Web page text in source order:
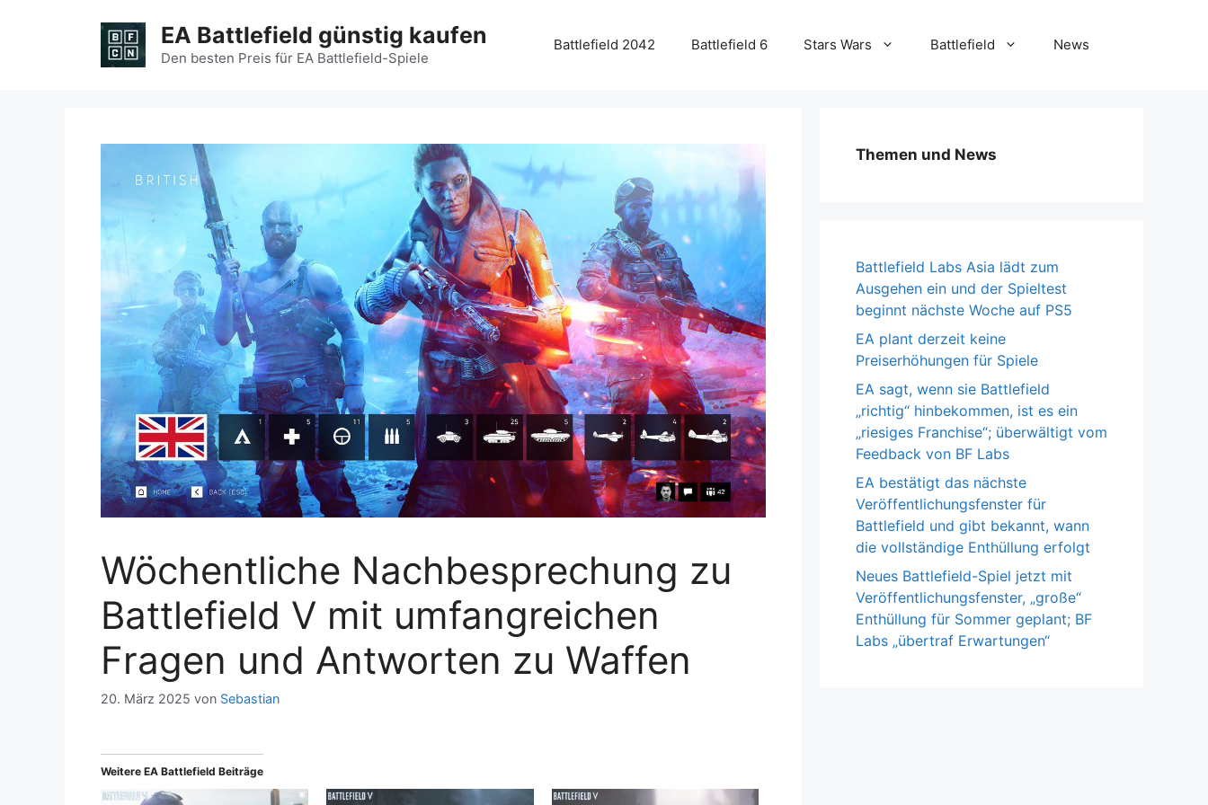
EA Battlefield günstig kaufen
Den besten Preis für EA Battlefield-Spiele
Battlefield 2042 Battlefield 6 Stars Wars Battlefield News
Wöchentliche Nachbesprechung zu
Battlefield V mit umfangreichen
Fragen und Antworten zu Waffen
20. März 2025 von Sebastian
Weitere EA Battlefield Beiträge
Themen und News
Battlefield Labs Asia lädt zum
Ausgehen ein und der Spieltest
beginnt nächste Woche auf PS5
EA plant derzeit keine
Preiserhöhungen für Spiele
EA sagt, wenn sie Battlefield
„richtig“ hinbekommen, ist es ein
„riesiges Franchise“; überwältigt vom
Feedback von BF Labs
EA bestätigt das nächste
Veröffentlichungsfenster für
Battlefield und gibt bekannt, wann
die vollständige Enthüllung erfolgt
Neues Battlefield-Spiel jetzt mit
Veröffentlichungsfenster, „große“
Enthüllung für Sommer geplant; BF
Labs „übertraf Erwartungen“